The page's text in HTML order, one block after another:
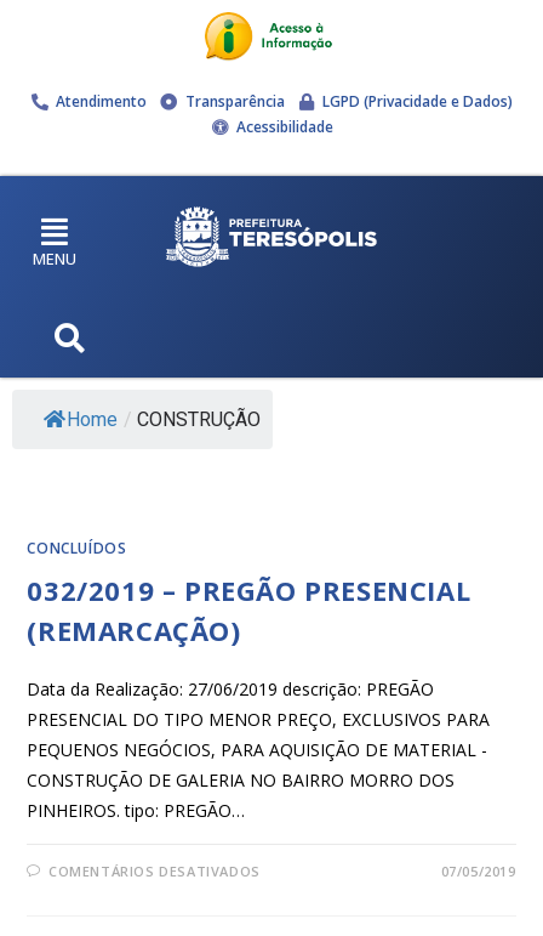
Atendimento Transparência
LGPD (Privacidade e Dados)
Acessibilidade
MENU
Home / CONSTRUÇÃO
CONCLUÍDOS
032/2019 – PREGÃO PRESENCIAL
(REMARCAÇÃO)
Data da Realização: 27/06/2019 descrição: PREGÃO
PRESENCIAL DO TIPO MENOR PREÇO, EXCLUSIVOS PARA
PEQUENOS NEGÓCIOS, PARA AQUISIÇÃO DE MATERIAL -
CONSTRUÇÃO DE GALERIA NO BAIRRO MORRO DOS
PINHEIROS. tipo: PREGÃO…
COMENTÁRIOS DESATIVADOS 07/05/2019